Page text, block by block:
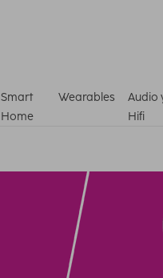
Smart
Home
Wearables
Audio
Hifi